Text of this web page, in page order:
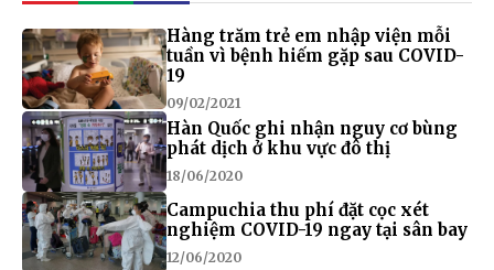
Hàng trăm trẻ em nhập viện mỗi
tuần vì bệnh hiếm gặp sau COVID-
19
09/02/2021
Hàn Quốc ghi nhận nguy cơ bùng
phát dịch ở khu vực đô thị
18/06/2020
Campuchia thu phí đặt cọc xét
nghiệm COVID-19 ngay tại sân bay
12/06/2020